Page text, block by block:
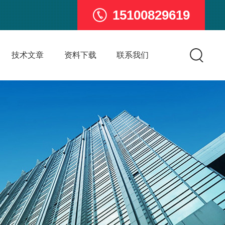
15100829619
技术文章 资料下载 联系我们